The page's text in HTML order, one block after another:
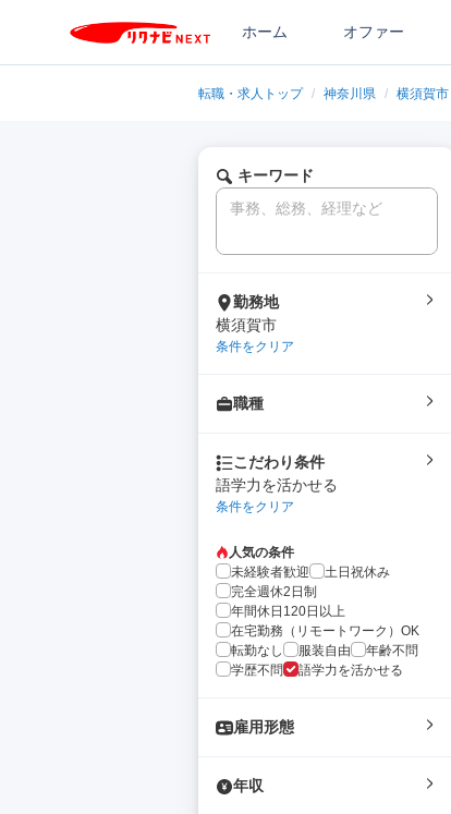
ホーム オファー
転職・求人トップ / 神奈川県 / 横須賀市
キーワード
勤務地
横須賀市
条件をクリア
職種
こだわり条件
語学力を活かせる
条件をクリア
人気の条件
未経験者歓迎
土日祝休み
完全週休2日制
年間休日120日以上
在宅勤務（リモートワーク）OK
転勤なし
服装自由
年齢不問
学歴不問
語学力を活かせる
雇用形態
年収